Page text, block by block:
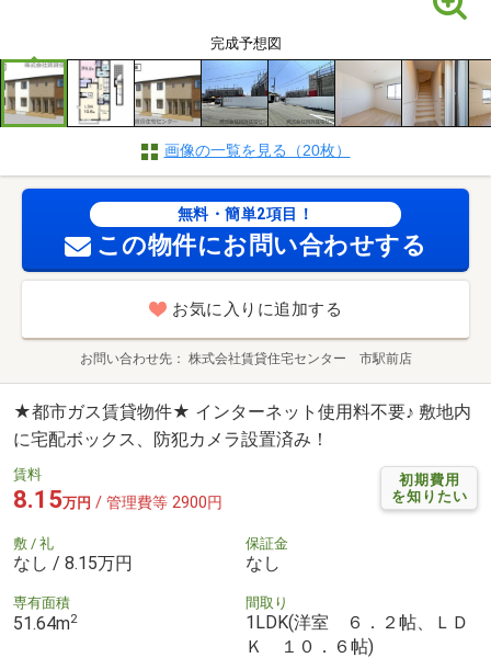
完成予想図
画像の一覧を見る（20枚）
無料・簡単2項目！
この物件にお問い合わせする
お気に入りに追加する
お問い合わせ先 株式会社賃貸住宅センター 市駅前店
★都市ガス賃貸物件★ インターネット使用料不要♪ 敷地内
に宅配ボックス、防犯カメラ設置済み！
初期費用
を知りたい
賃料
8.15万円 / 管理費等 2900円
敷 / 礼
なし / 8.15万円
保証金
なし
専有面積
51.64m2
間取り
1LDK(洋室 ６．２帖、ＬＤ
Ｋ １０．６帖)